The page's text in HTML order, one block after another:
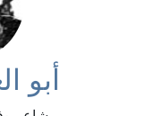
أبو